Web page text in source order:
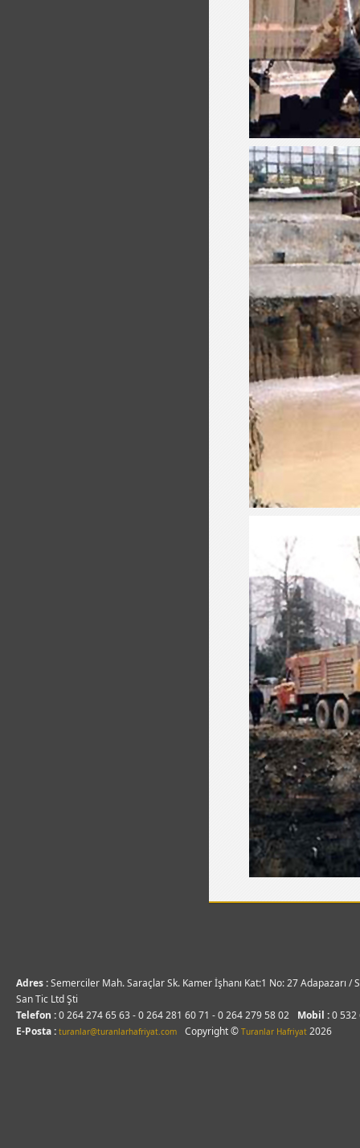
Adres :Semerciler Mah. Saraçlar Sk. Kamer İşhanı Kat:1 No: 27 Adapazarı
San Tic Ltd Şti
Telefon :0 264 274 65 63 - 0 264 281 60 71 - 0 264 279 58 02 Mobil :0 532
E-Posta : turanlar@turanlarhafriyat.com Copyright © Turanlar Hafriyat 2026